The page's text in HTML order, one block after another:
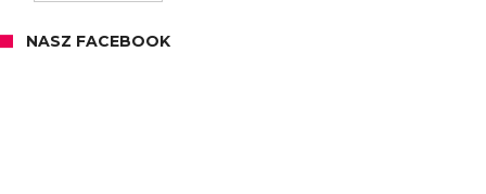
NASZ FACEBOOK